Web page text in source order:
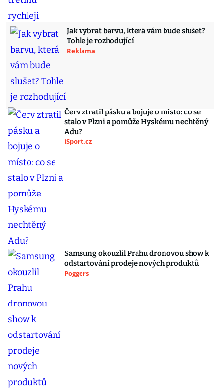
Jak vybrat barvu, která vám bude slušet?
Tohle je rozhodující
Reklama
Červ ztratil pásku a bojuje o místo: co se
stalo v Plzni a pomůže Hyskému nechtěný
Adu?
iSport.cz
Samsung okouzlil Prahu dronovou show k
odstartování prodeje nových produktů
Poggers